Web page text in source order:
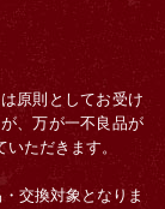
原則としてお受け
、万が一不良品が
ただきます。
交換対象となりま